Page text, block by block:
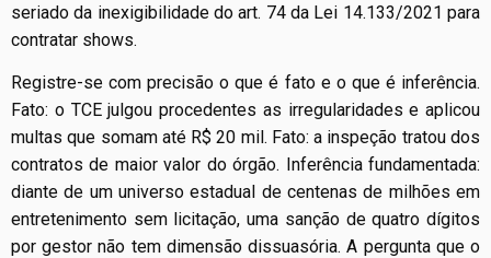
seriado da inexigibilidade do art. 74 da Lei 14.133/2021 para
contratar shows.
Registre-se com precisão o que é fato e o que é inferência.
Fato: o TCE julgou procedentes as irregularidades e aplicou
multas que somam até R$ 20 mil. Fato: a inspeção tratou dos
contratos de maior valor do órgão. Inferência fundamentada:
diante de um universo estadual de centenas de milhões em
entretenimento sem licitação, uma sanção de quatro dígitos
por gestor não tem dimensão dissuasória. A pergunta que o